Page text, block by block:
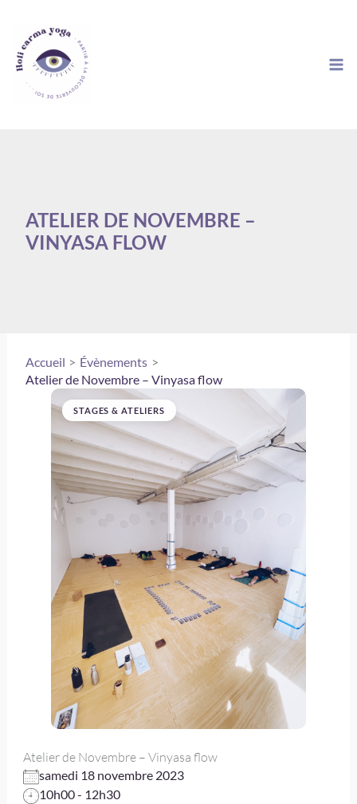
contenu
ATELIER DE NOVEMBRE –
VINYASA FLOW
Accueil
Évènements
Atelier de Novembre – Vinyasa flow
STAGES & ATELIERS
Atelier de Novembre – Vinyasa flow
samedi 18 novembre 2023
10h00 - 12h30